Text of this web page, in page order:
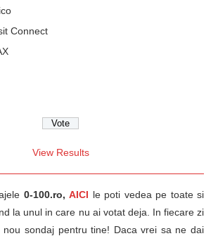
Connect
View Results
0-100.ro, AICI le poti vedea pe toate si
la unul in care nu ai votat deja. In fiecare zi
nou sondaj pentru tine! Daca vrei sa ne dai